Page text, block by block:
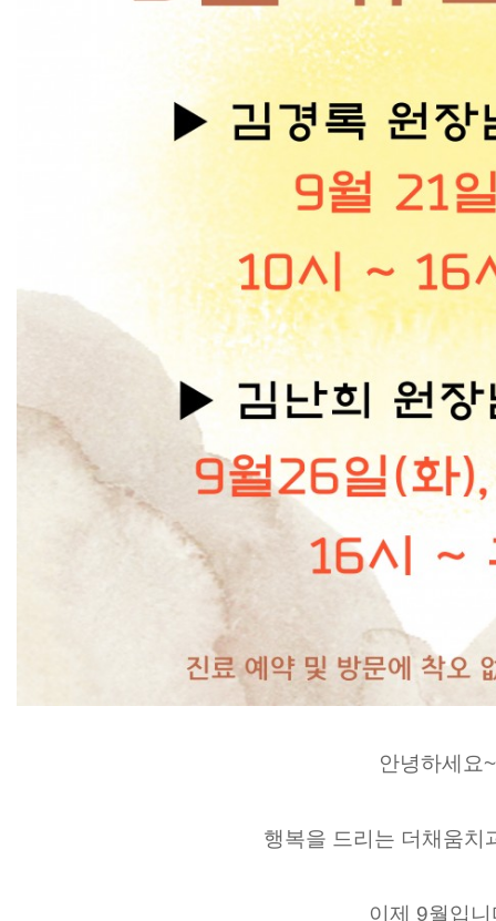
안녕하세요
행복을 드리는 더채움치
이제 9월입니